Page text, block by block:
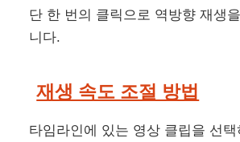
단 한 번의 클릭으로 역방향 재생
니다.
재생 속도 조절 방법
타임라인에 있는 영상 클립을 선